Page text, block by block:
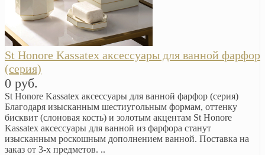
St Honore Kassatex аксессуары для ванной фарфор
(серия)
0 руб.
St Honore Kassatex аксессуары для ванной фарфор (серия)
Благодаря изысканным шестиугольным формам, оттенку
бисквит (слоновая кость) и золотым акцентам St Honore
Kassatex аксессуары для ванной из фарфора станут
изысканным роскошным дополнением ванной. Поставка на
заказ от 3-х предметов. ..